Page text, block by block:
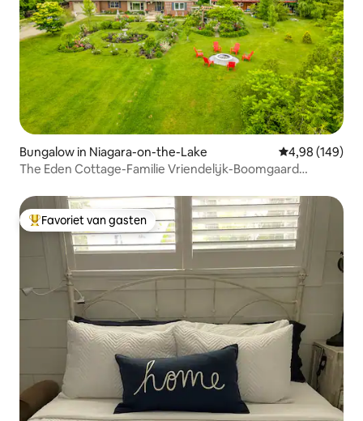
Bungalow in Niagara-on-the-Lake Gemiddelde
4,98 (149)
The Eden Cottage-Familie Vriendelijk-Boomgaard
Topfavoriet van gasten
Favoriet van gasten